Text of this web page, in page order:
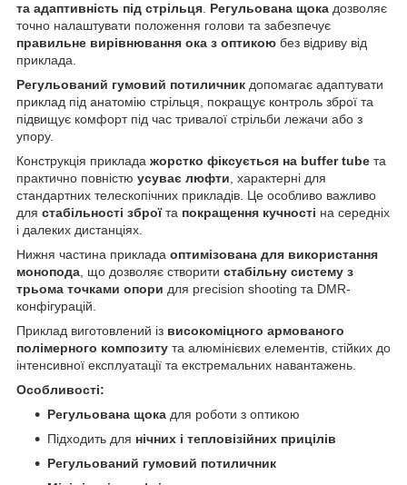
та адаптивність під стрільця Регульована щока дозволяє
точно налаштувати положення голови та забезпечує
правильне вирівнювання ока з оптикою без відриву від
приклада.
Регульований гумовий потиличник допомагає адаптувати
приклад під анатомію стрільця, покращує контроль зброї та
підвищує комфорт під час тривалої стрільби лежачи або з
упору.
Конструкція приклада жорстко фіксується на buffer tube та
практично повністю усуває люфти , характерні для
стандартних телескопічних прикладів. Це особливо важливо
для стабільності зброїта покращення кучності на середніх
і далеких дистанціях.
Нижня частина приклада оптимізована для використання
монопода , що дозволяє створити стабільну систему з
трьома точками опори для precision shooting та DMR-
конфігурацій.
Приклад виготовлений із високоміцного армованого
полімерного композиту та алюмінієвих елементів, стійких до
інтенсивної експлуатації та екстремальних навантажень.
Особливості:
Регульована щока для роботи з оптикою
Підходить для нічних і тепловізійних прицілів
Регульований гумовий потиличник